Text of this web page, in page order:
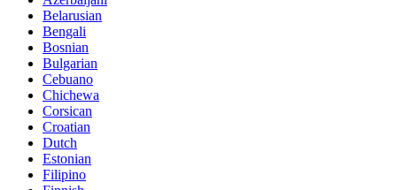
Belarusian
Bengali
Bosnian
Bulgarian
Cebuano
Chichewa
Corsican
Croatian
Dutch
Estonian
Filipino